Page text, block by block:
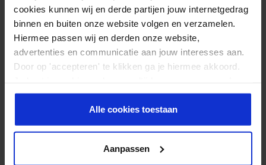
cookies kunnen wij en derde partijen jouw internetgedrag
binnen en buiten onze website volgen en verzamelen.
Hiermee passen wij en derden onze website,
advertenties en communicatie aan jouw interesses aan.
Door op 'accepteren' te klikken ga je hiermee akkoord.
er meer over in onsprivacy beleid.
Alle cookies toestaan
Aanpassen
Einzigartiges Design
Marke: Matchu Sports
ZUSÄTZLICHE INFORMATION
Gewicht 300 g
Schwarz/Rot